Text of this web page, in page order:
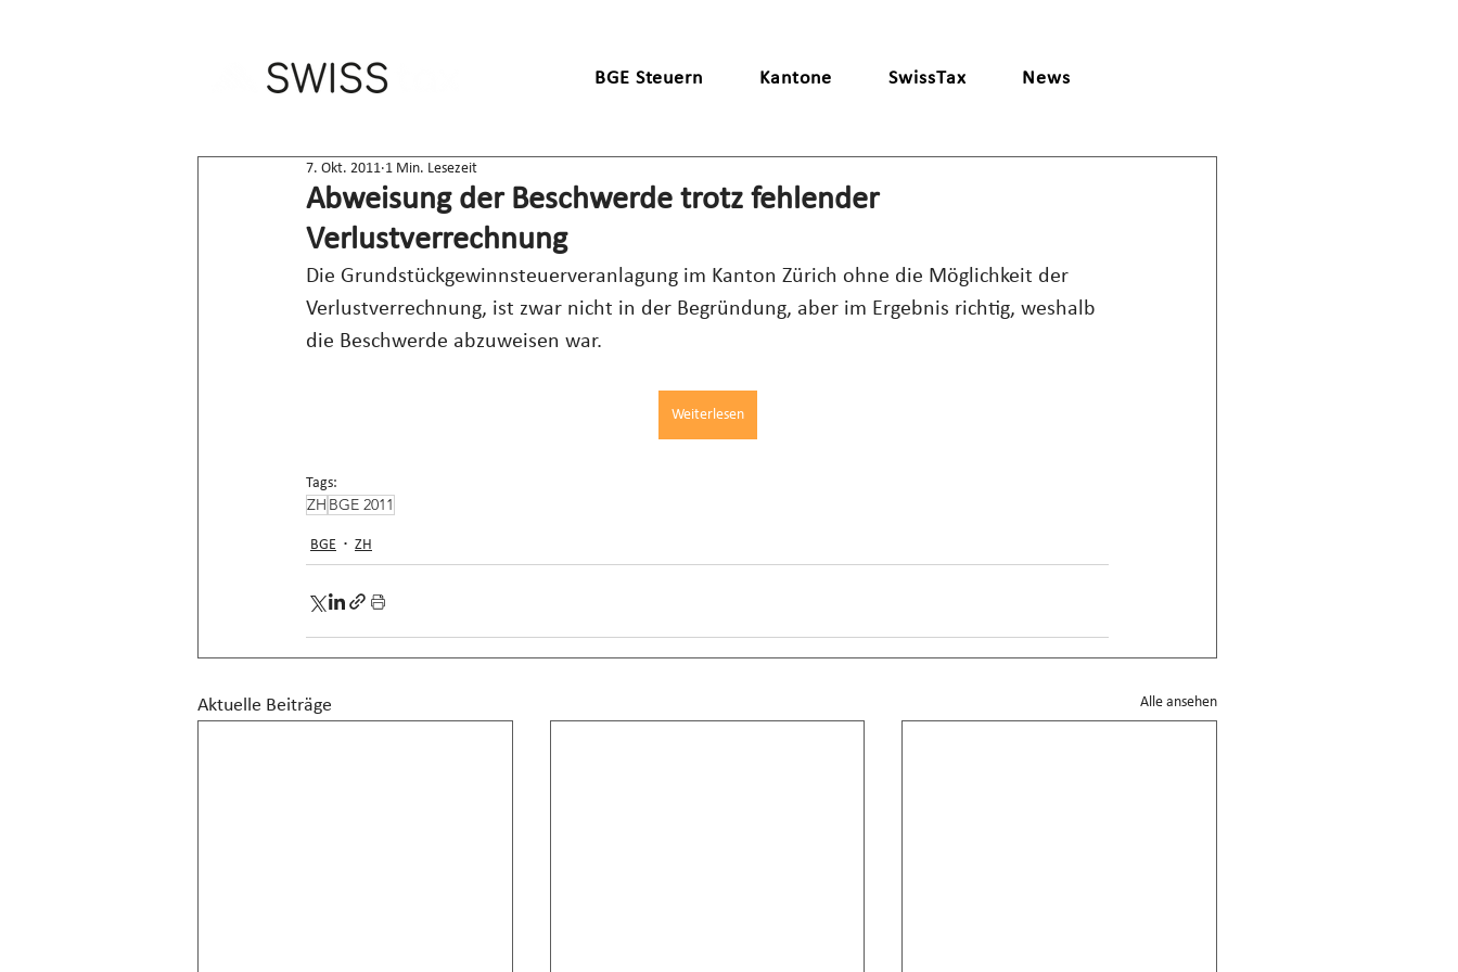
BGE Steuern Kantone SwissTax News
Abweisung der Beschwerde trotz fehlender
Verlustverrechnung
7. Okt. 2011 1 Min. Lesezeit
Die Grundstückgewinnsteuerveranlagung im Kanton Zürich ohne die Möglichkeit der
Verlustverrechnung, ist zwar nicht in der Begründung, aber im Ergebnis richtig, weshalb
die Beschwerde abzuweisen war.
Weiterlesen
Tags:
ZH BGE 2011
BGE ZH
Aktuelle Beiträge Alle ansehen